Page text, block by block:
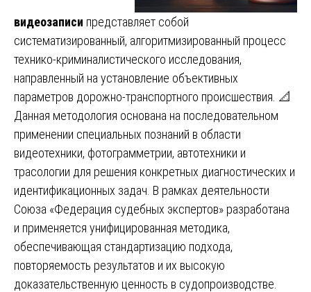
видеозаписи представляет собой
систематизированный, алгоритмизированный процесс
технико-криминалистического исследования,
направленный на установление объективных
параметров дорожно-транспортного происшествия. 📐
Данная методология основана на последовательном
применении специальных познаний в области
видеотехники, фотограмметрии, автотехники и
трасологии для решения конкретных диагностических и
идентификационных задач. В рамках деятельности
Союза «Федерация судебных экспертов» разработана
и применяется унифицированная методика,
обеспечивающая стандартизацию подхода,
повторяемость результатов и их высокую
доказательственную ценность в судопроизводстве.